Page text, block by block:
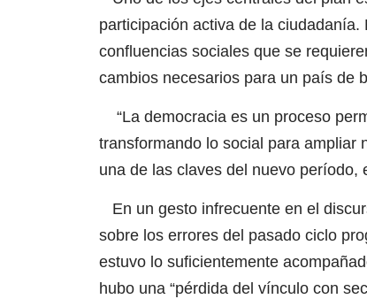
participación activa de la
confluencias sociales que se
cambios necesarios para un país de
“La democracia es un proceso
transformando lo social para ampliar
una de las claves del nuevo
En un gesto infrecuente en el
sobre los errores del pasado ciclo
estuvo lo suficientemente
hubo una “pérdida del vínculo con